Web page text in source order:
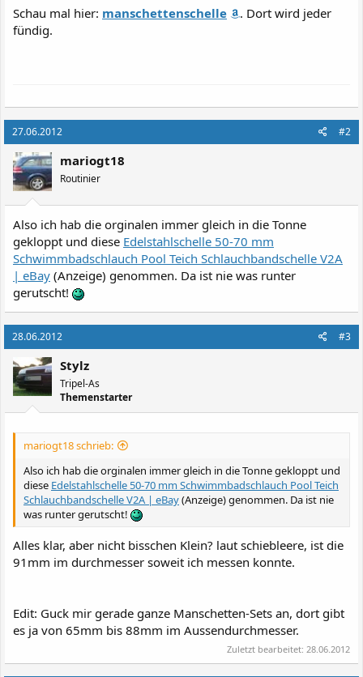
Schau mal hier: manschettenschelle
. Dort wird jeder
fündig.
27.06.2012 #2
mariogt18
Routinier
Also ich hab die orginalen immer gleich in die Tonne
gekloppt und diese Edelstahlschelle 50-70 mm
Schwimmbadschlauch Pool Teich Schlauchbandschelle V2A
| eBay (Anzeige) genommen. Da ist nie was runter
gerutscht!
28.06.2012 #3
Stylz
Tripel-As
Themenstarter
mariogt18 schrieb:
Also ich hab die orginalen immer gleich in die Tonne gekloppt und
diese Edelstahlschelle 50-70 mm Schwimmbadschlauch Pool Teich
Schlauchbandschelle V2A | eBay(Anzeige)genommen. Da ist nie
was runter gerutscht!
Alles klar, aber nicht bisschen Klein? laut schiebleere, ist die
91mm im durchmesser soweit ich messen konnte.
Edit: Guck mir gerade ganze Manschetten-Sets an, dort gibt
es ja von 65mm bis 88mm im Aussendurchmesser.
Zuletzt bearbeitet: 28.06.2012